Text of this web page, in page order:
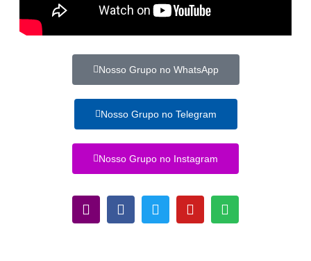
Nosso Grupo no WhatsApp
Nosso Grupo no Telegram
Nosso Grupo no Instagram